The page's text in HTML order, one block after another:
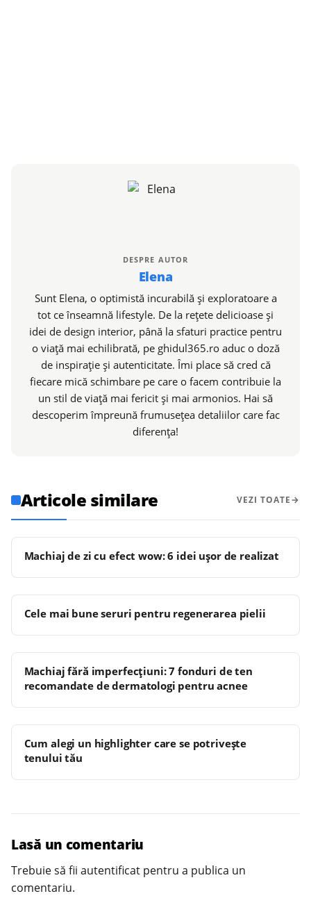
DESPRE AUTOR
Elena
Sunt Elena, o optimistă incurabilă și exploratoare a
tot ce înseamnă lifestyle. De la rețete delicioase și
idei de design interior, până la sfaturi practice pentru
o viață mai echilibrată, pe ghidul365.ro aduc o doză
de inspirație și autenticitate. Îmi place să cred că
fiecare mică schimbare pe care o facem contribuie la
un stil de viață mai fericit și mai armonios. Hai să
descoperim împreună frumusețea detaliilor care fac
diferența!
Articole similare VEZI TOATE
Machiaj de zi cu efect wow: 6 idei ușor de realizat
Cele mai bune seruri pentru regenerarea pielii
Machiaj fără imperfecțiuni: 7 fonduri de ten
recomandate de dermatologi pentru acnee
Cum alegi un highlighter care se potrivește
tenului tău
Lasă un comentariu
Trebuie să fii autentificat pentru a publica un
comentariu.